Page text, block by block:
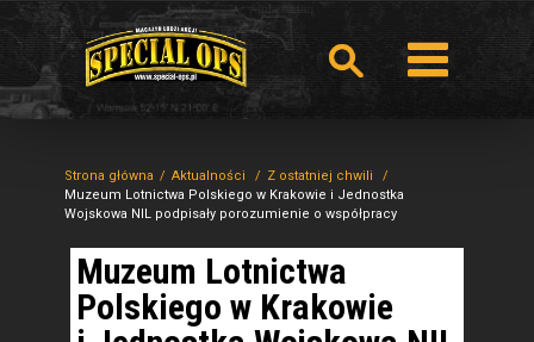
Strona główna Aktualności
Z ostatniej chwili
Muzeum Lotnictwa Polskiego w Krakowie i Jednostka
Wojskowa NIL podpisały porozumienie o współpracy
Muzeum Lotnictwa
Polskiego w Krakowie